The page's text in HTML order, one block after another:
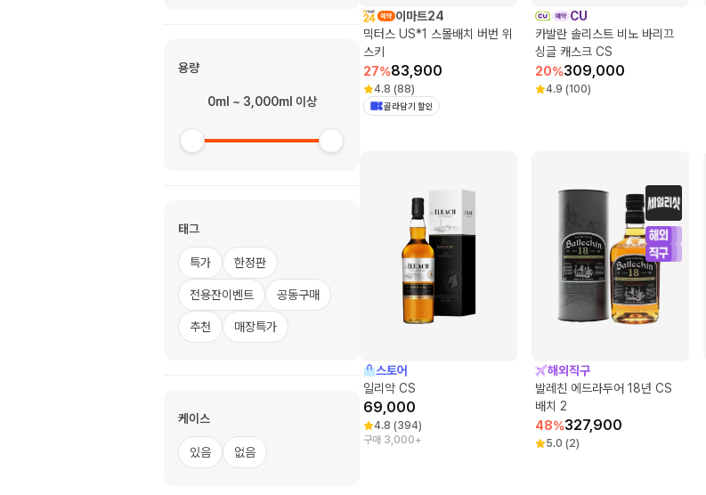
용량
0ml ~ 3,000ml 이상
태그
특가 한정판
전용잔이벤트 공동구매
추천 매장특가
케이스
있음 없음
이마트24
믹터스 US*1 스몰배치 버번 위
스키
27%83,900
4.8 (88)
골라담기 할인
CU
카발란 솔리스트 비노 바리끄
싱글 캐스크 CS
20%309,000
4.9 (100)
스토어
일리악 CS
69,000
4.8 (394)
구매 3,000+
해외직구
발레친 에드라두어 18년 CS
배치 2
48%327,900
5.0 (2)